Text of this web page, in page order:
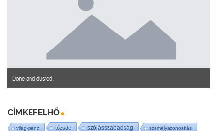
Done and dusted.
CÍMKEFELHŐ
világ-pénz tőzsde szólásszabadság személyazonosítás